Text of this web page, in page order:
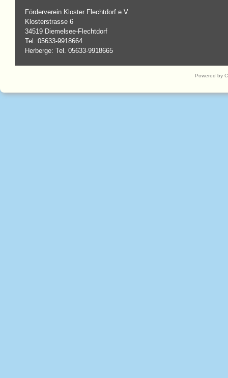
Förderverein Kloster Flechtdorf e.V.
Klosterstrasse 6
34519 Diemelsee-Flechtdorf
Tel. 05633-9918664
Herberge: Tel. 05633-9918665
Powered by